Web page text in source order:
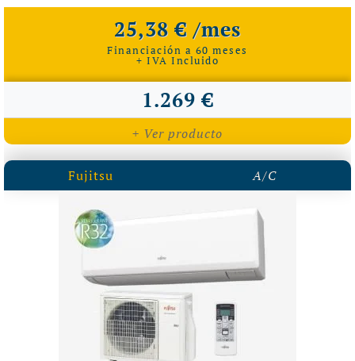
25,38 € /mes
Financiación a 60 meses
+ IVA Incluido
1.269 €
+ Ver producto
Fujitsu A/C